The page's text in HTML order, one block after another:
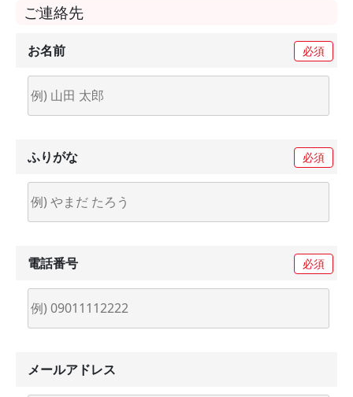
ご連絡先
お名前 必須
ふりがな 必須
電話番号 必須
メールアドレス